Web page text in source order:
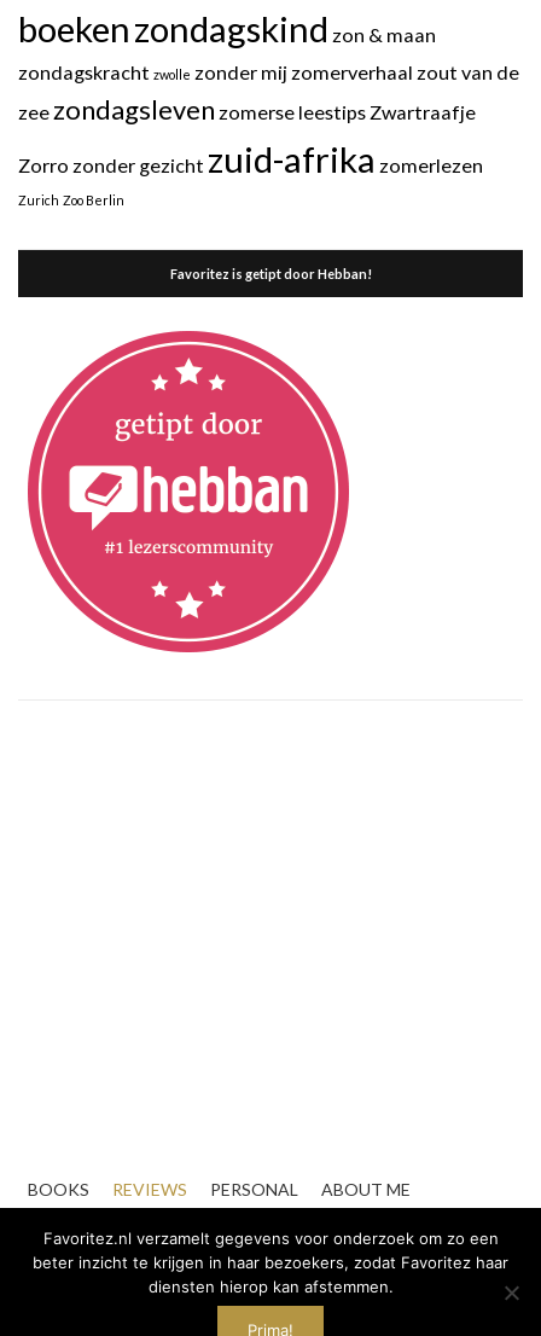
boekenzondagskind zon & maan
zondagskracht zwolle zonder mij zomerverhaal zout van de
zeezondagsleven zomerse leestips Zwartraafje
Zorro zonder gezicht zuid-afrika zomerlezen
Zurich Zoo Berlin
Favoritez is getipt door Hebban!
BOOKS REVIEWS PERSONAL
ABOUT ME
Favoritez.nl verzamelt gegevens voor onderzoek om zo een
beter inzicht te krijgen in haar bezoekers, zodat Favoritez haar
diensten hierop kan afstemmen.
Prima!